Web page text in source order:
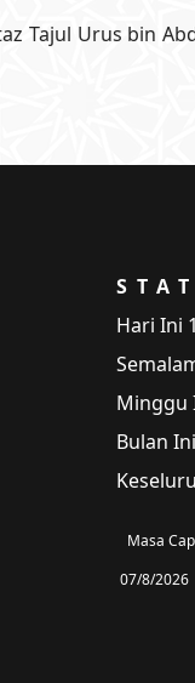
Tajul Urus bin
Hari Ini
Minggu
Bulan Ini
Masa
07/8/2026